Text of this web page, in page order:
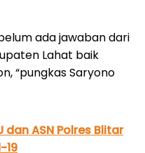
ada jawaban dari
Lahat baik
“pungkas Saryono
dan ASN Polres Blitar
19